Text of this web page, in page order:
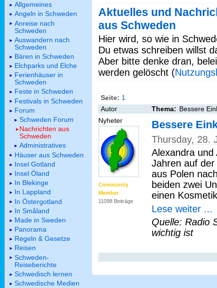
Aktuelles und
aus Schweden
Hier wird, so wie in
Du etwas schreiben willst
Aber bitte denke dran,
werden gelöscht (
Seite: 1
Autor
Thema: Bessere
Nyheter
Community
Member
11098 Beiträge
Bessere
Thursday, 28.
Alexandra
Jahren auf
aus Polen
beiden zwei
einen
Lese weiter ...
Quelle: Radio
wichtig ist
Allgemeines
Angeln in Schweden
Anreise nach
Schweden
Auswandern nach
Schweden
Bären in Schweden
Elchparks und Elche
Ferienhäuser in
Schweden
Feste in Schweden
Festivals in Schweden
Forum
Schweden Forum
Nachrichten aus
Schweden
Administratives
Häuser aus Schweden
Insel Gotland
Insel Öland
In Blekinge
In Lappland
In Östergotland
In Småland
Made in Sweden
Panorama
Regeln & Gesetze
Reisen
Schweden-
Reiseberichte
Schwedisch lernen
Schwedische Medien